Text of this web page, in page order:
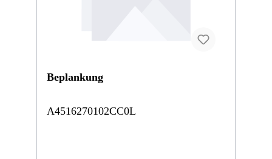
Beplankung
A4516270102CC0L